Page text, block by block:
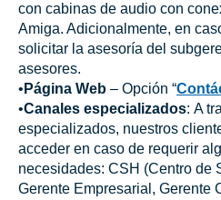
con cabinas de audio con
Amiga. Adicionalmente, en
solicitar la asesoría del
asesores.
• Página Web – Opción “
•Canales especializados: A
especializados, nuestros
acceder en caso de requerir
necesidades: CSH (Centro de
Gerente Empresarial, Gerente